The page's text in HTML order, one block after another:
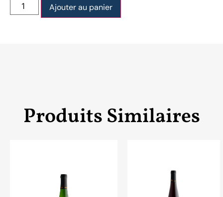
Ajouter au panier
Produits Similaires